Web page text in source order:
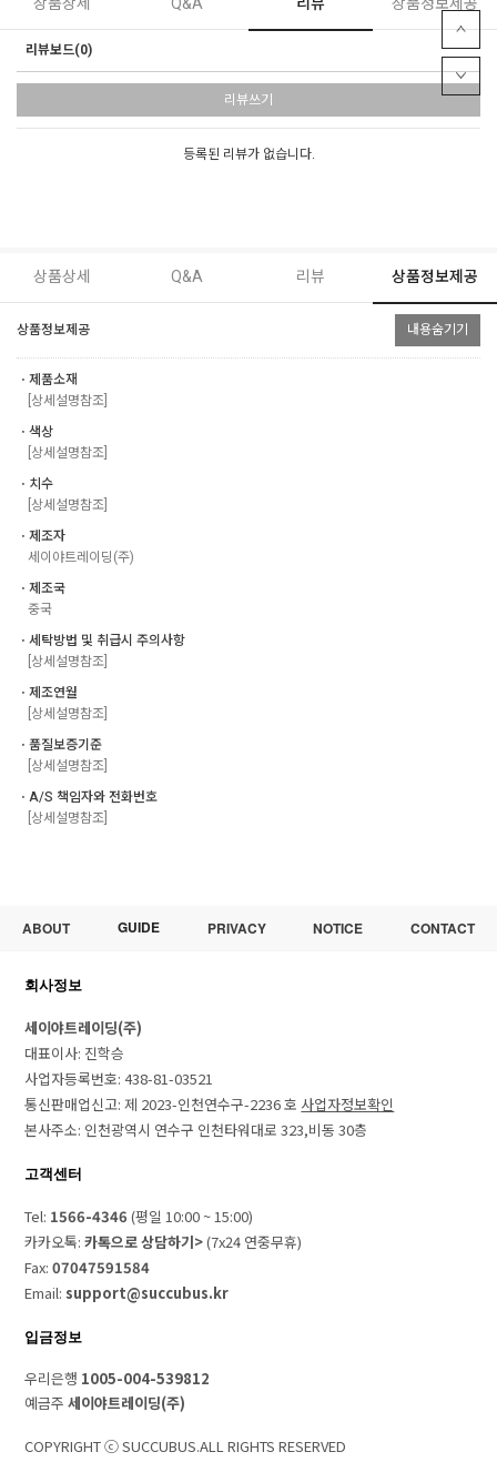
리뷰보드(0)
리뷰쓰기
등록된 리뷰가 없습니다.
상품상세 Q&A 리뷰 상품정보제공
상품정보제공 내용숨기기
ㆍ제품소재
[상세설명참조]
ㆍ색상
[상세설명참조]
ㆍ치수
[상세설명참조]
ㆍ제조자
세이야트레이딩(주)
ㆍ제조국
중국
ㆍ세탁방법 및 취급시 주의사항
[상세설명참조]
ㆍ제조연월
[상세설명참조]
ㆍ품질보증기준
[상세설명참조]
ㆍA/S 책임자와 전화번호
[상세설명참조]
ABOUT GUIDE PRIVACY NOTICE CONTACT
회사정보
세이야트레이딩(주)
대표이사: 진학승
사업자등록번호: 438-81-03521
통신판매업신고: 제 2023-인천연수구-2236 호 사업자정보확인
본사주소: 인천광역시 연수구 인천타워대로 323,비동 30층
고객센터
Tel: 1566-4346 (평일 10:00 ~ 15:00)
카카오톡:카톡으로 상담하기>(7x24 연중무휴)
Fax:07047591584
Email:support@succubus.kr
입금정보
우리은행 1005-004-539812
예금주세이야트레이딩(주)
COPYRIGHT ⓒ SUCCUBUS.ALL RIGHTS RESERVED